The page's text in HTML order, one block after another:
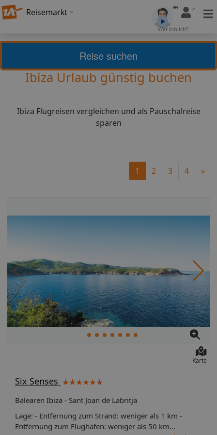
Reisemarkt
Wer bin ich?
Ibiza Urlaub günstig buchen
Ibiza Flugreisen vergleichen und als Pauschalreise
sparen
Reise suchen
Karte
Six Senses
Balearen Ibiza - Sant Joan de Labritja
Lage: - Entfernung zum Strand: weniger als 1 km -
Entfernung zum Flughafen: weniger als 50 km
1 2 3 4 »